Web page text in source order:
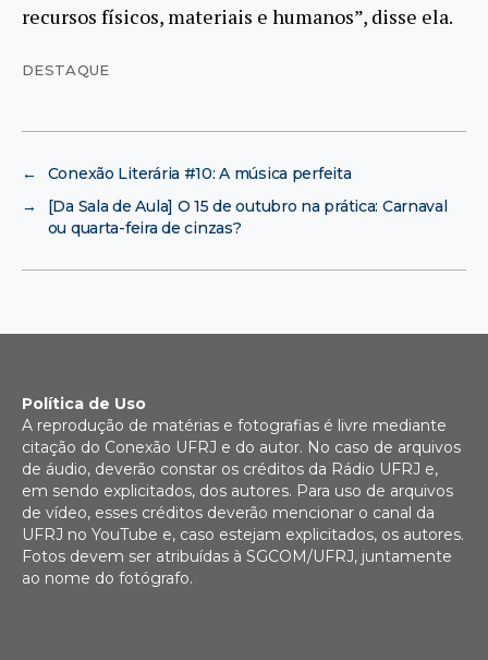
recursos físicos, materiais e humanos”, disse ela.
DESTAQUE
←
Conexão Literária #10: A música perfeita
→
[Da Sala de Aula] O 15 de outubro na prática: Carnaval
ou quarta-feira de cinzas?
Política de Uso
A reprodução de matérias e fotografias é livre mediante
citação do Conexão UFRJ e do autor. No caso de arquivos
de áudio, deverão constar os créditos da Rádio UFRJ e,
em sendo explicitados, dos autores. Para uso de arquivos
de vídeo, esses créditos deverão mencionar o canal da
UFRJ no YouTube e, caso estejam explicitados, os autores.
Fotos devem ser atribuídas à SGCOM/UFRJ, juntamente
ao nome do fotógrafo.